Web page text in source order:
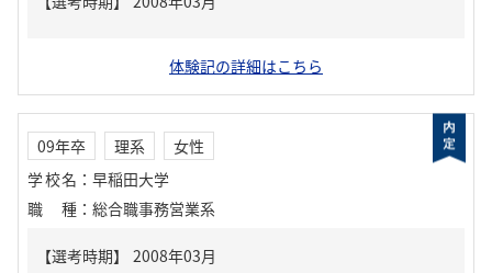
体験記の詳細はこちら
09年卒 理系
女性
学校名 ： 早稲田大学
職種 ： 総合職事務営業系